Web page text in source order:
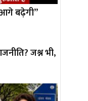
बढ़ेगी”
जश्न भी,